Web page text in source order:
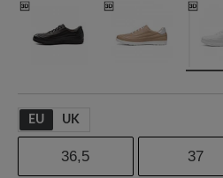
EU UK
36,5 37